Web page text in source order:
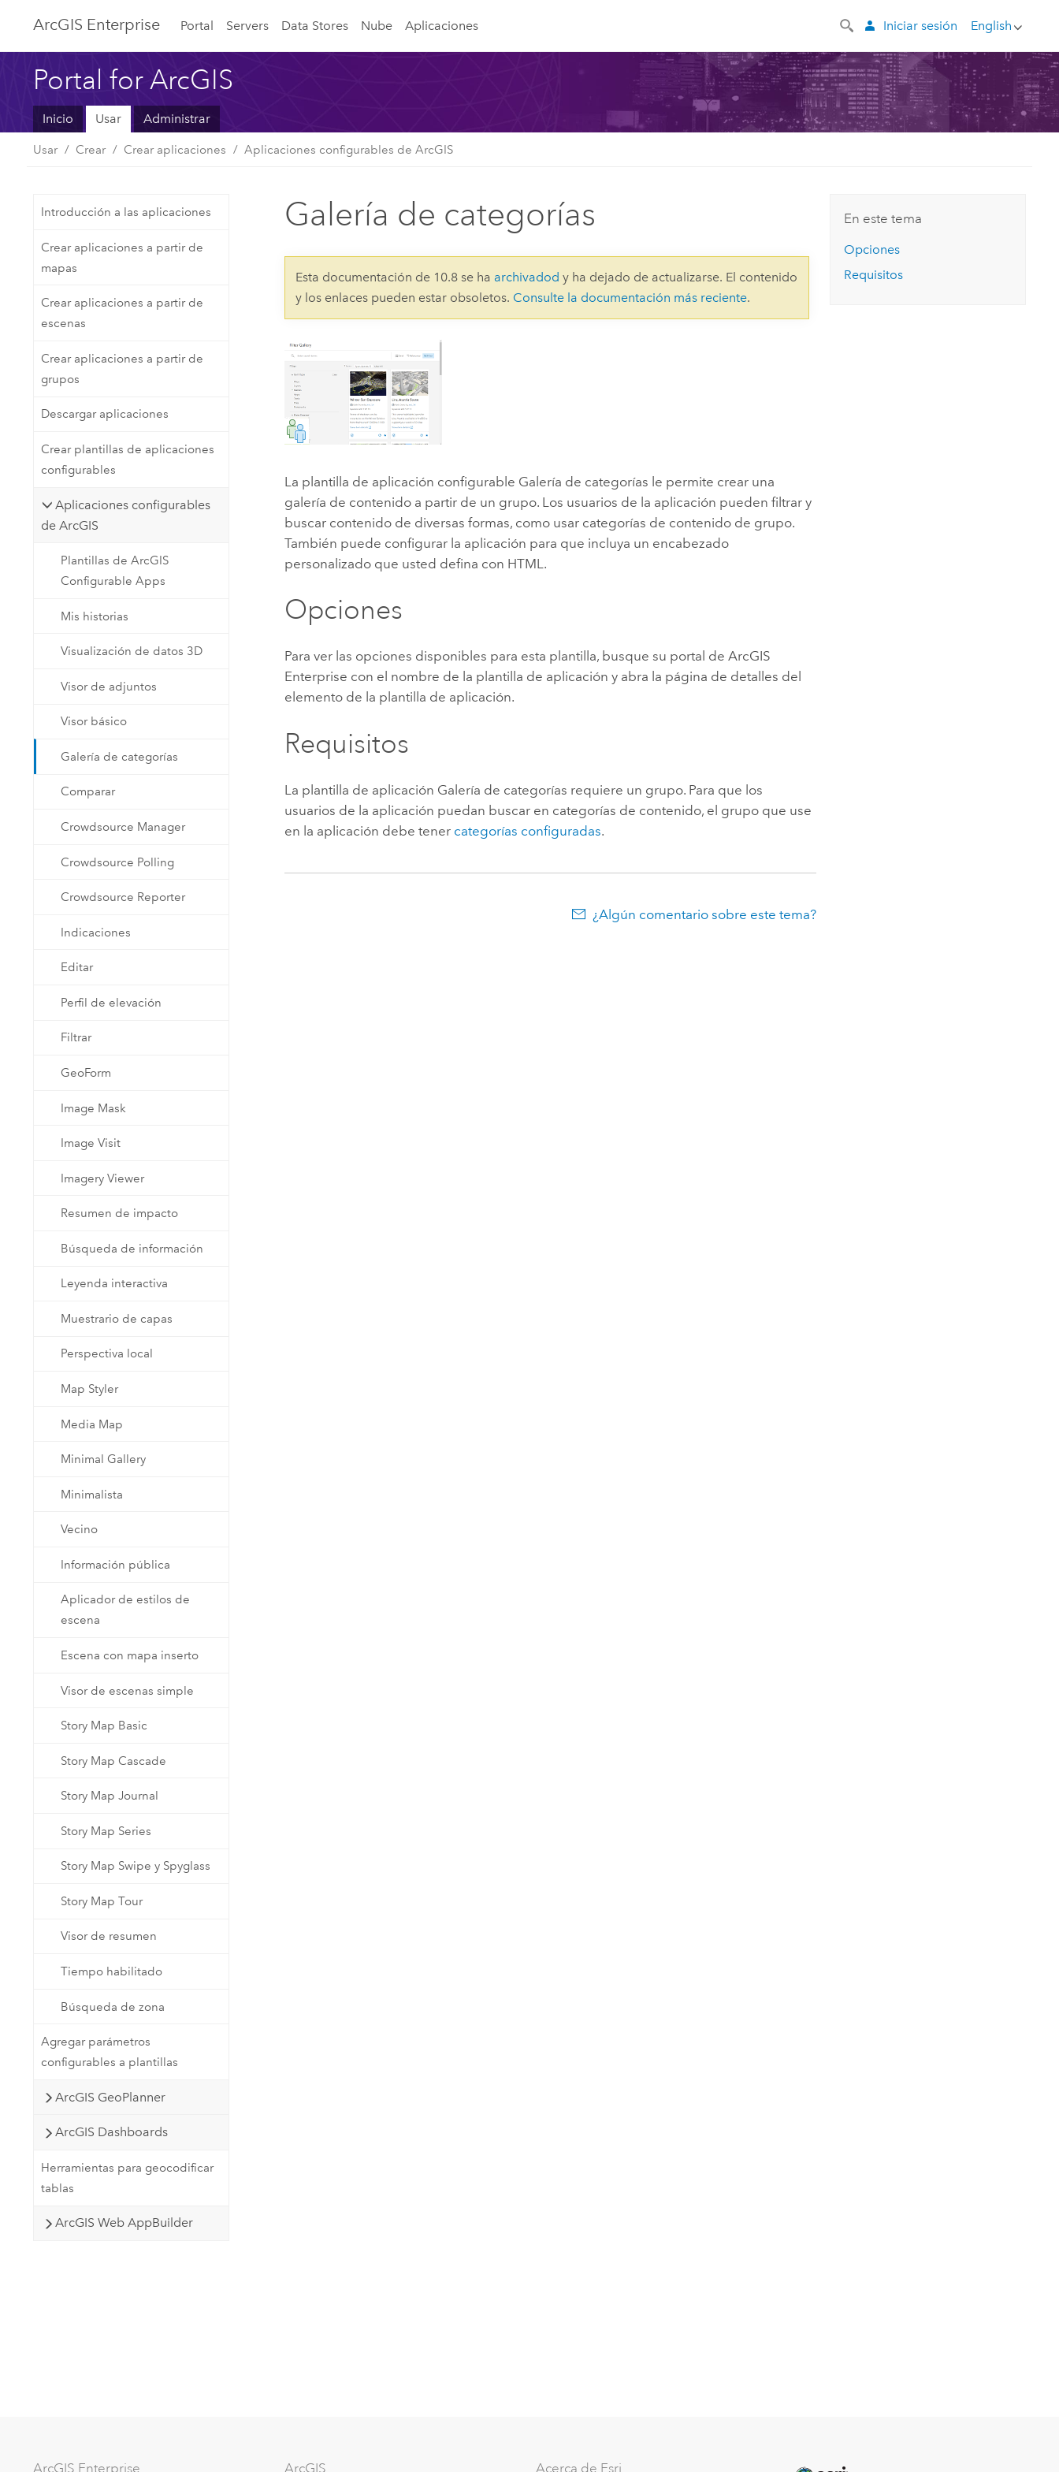
ArcGIS Enterprise Portal Servers Data Stores Nube Aplicaciones English
Iniciar sesión
Portal for ArcGIS
Inicio Usar Administrar
Usar Crear Crear aplicaciones Aplicaciones configurables de ArcGIS
Introducción a las aplicaciones
Crear aplicaciones a partir de
mapas
Crear aplicaciones a partir de
escenas
Crear aplicaciones a partir de
grupos
Descargar aplicaciones
Crear plantillas de aplicaciones
configurables
Aplicaciones configurables
de ArcGIS
Plantillas de ArcGIS
Configurable Apps
Mis historias
Visualización de datos 3D
Visor de adjuntos
Visor básico
Galería de categorías
Comparar
Crowdsource Manager
Crowdsource Polling
Crowdsource Reporter
Indicaciones
Editar
Perfil de elevación
Filtrar
GeoForm
Image Mask
Image Visit
Imagery Viewer
Resumen de impacto
Búsqueda de información
Leyenda interactiva
Muestrario de capas
Perspectiva local
Map Styler
Media Map
Minimal Gallery
Minimalista
Vecino
Información pública
Aplicador de estilos de
escena
Escena con mapa inserto
Visor de escenas simple
Story Map Basic
Story Map Cascade
Story Map Journal
Story Map Series
Story Map Swipe y Spyglass
Story Map Tour
Visor de resumen
Tiempo habilitado
Búsqueda de zona
Agregar parámetros
configurables a plantillas
ArcGIS GeoPlanner
ArcGIS Dashboards
Herramientas para geocodificar
tablas
ArcGIS Web AppBuilder
Galería de categorías
Esta documentación de 10.8 se ha archivadod y ha dejado de actualizarse. El contenido
y los enlaces pueden estar obsoletos. Consulte la documentación más reciente.
La plantilla de aplicación configurable Galería de categorías le permite crear una
galería de contenido a partir de un grupo. Los usuarios de la aplicación pueden filtrar y
buscar contenido de diversas formas, como usar categorías de contenido de grupo.
También puede configurar la aplicación para que incluya un encabezado
personalizado que usted defina con HTML.
Opciones
Para ver las opciones disponibles para esta plantilla, busque su portal deArcGIS
Enterprise con el nombre de la plantilla de aplicación y abra la página de detalles del
elemento de la plantilla de aplicación.
Requisitos
La plantilla de aplicación Galería de categorías requiere un grupo. Para que los
usuarios de la aplicación puedan buscar en categorías de contenido, el grupo que use
en la aplicación debe tener categorías configuradas.
¿Algún comentario sobre este tema?
En este tema
Opciones
Requisitos
ArcGIS Enterprise ArcGIS Acerca de Esri